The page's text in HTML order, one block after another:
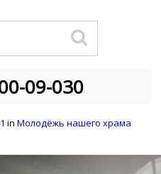
09-030
in Молодёжь нашего храма